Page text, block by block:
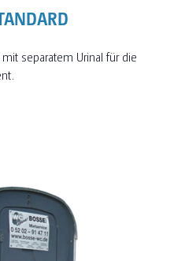
mit separatem Urinal für die